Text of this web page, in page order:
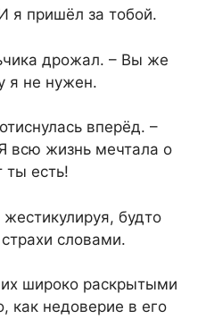
пришёл за тобой.
дрожал. – Вы же
я не нужен.
вперёд. –
всю жизнь мечтала о
есть!
будто
словами.
широко раскрытыми
как недоверие в его